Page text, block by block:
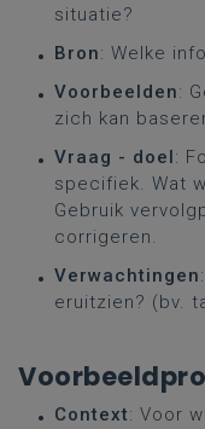
situatie?
Bron: Welke
Voorbeelden:
zich kan
Vraag - doel:
specifiek. Wat
Gebruik
corrigeren.
Verwachtingen
eruitzien? (bv.
Context: Voor